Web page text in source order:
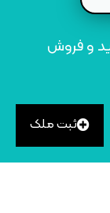
خرید و فروش
ثبت ملک